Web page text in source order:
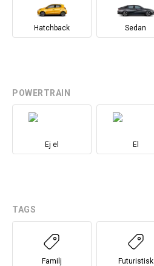
Hatchback Sedan
POWERTRAIN
Ej el El
TAGS
Familj Futuristisk